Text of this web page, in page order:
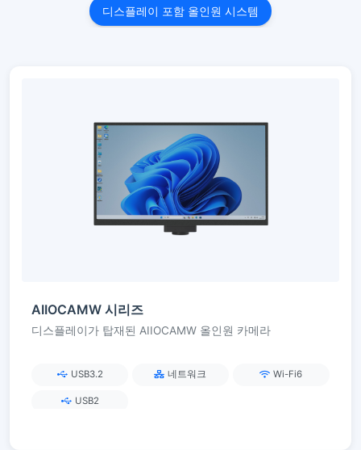
디스플레이 포함 올인원 시스템
AIIOCAMW 시리즈
디스플레이가 탑재된 AIIOCAMW 올인원 카메라
USB3.2 네트워크 Wi-Fi6
USB2